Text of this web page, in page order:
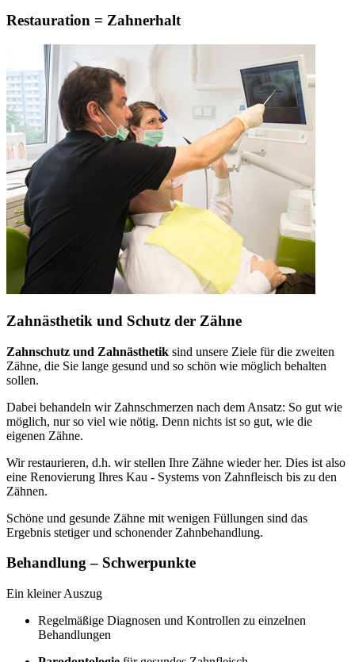
Restauration = Zahnerhalt
Zahnästhetik und Schutz der Zähne
Zahnschutz und Zahnästhetik sind unsere Ziele für die zweiten
Zähne, die Sie lange gesund und so schön wie möglich behalten
sollen.
Dabei behandeln wir Zahnschmerzen nach dem Ansatz: So gut wie
möglich, nur so viel wie nötig. Denn nichts ist so gut, wie die
eigenen Zähne.
Wir restaurieren, d.h. wir stellen Ihre Zähne wieder her. Dies ist also
eine Renovierung Ihres Kau - Systems von Zahnfleisch bis zu den
Zähnen.
Schöne und gesunde Zähne mit wenigen Füllungen sind das
Ergebnis stetiger und schonender Zahnbehandlung.
Behandlung – Schwerpunkte
Ein kleiner Auszug
Regelmäßige Diagnosen und Kontrollen zu einzelnen
Behandlungen